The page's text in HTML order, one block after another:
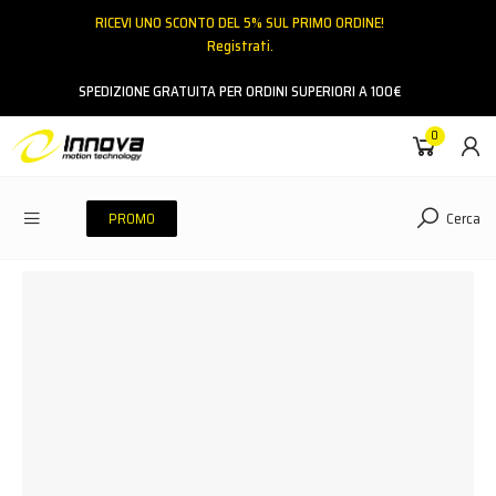
RICEVI UNO SCONTO DEL 5% SUL PRIMO ORDINE!
Registrati.
SPEDIZIONE GRATUITA PER ORDINI SUPERIORI A 100€
0
PROMO Cerca